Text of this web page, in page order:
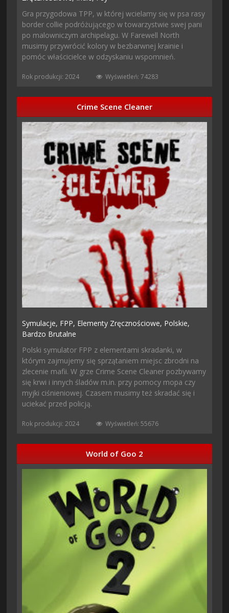
Gra przygodowa TPP, w której wcielamy się w psa rasy
border collie podróżującego w towarzystwie swej pani
po malowniczym archipelagu. W Farewell North
musimy przywrócić kolory w bezbarwnej krainie i
pomóc właścicielce w odzyskaniu wspomnień.
Rok produkcji: 2024 Wyświetleń: 74283
Crime Scene Cleaner
Symulacje, FPP, Elementy Zręcznościowe, Polskie,
Bardzo Brutalne
Polski symulator FPP z elementami skradanki, w
którym zajmujemy się sprzątaniem miejsc zbrodni na
zlecenie mafii. W grze Crime Scene Cleaner pozbywamy
się krwi i innych śladów m.in. przy pomocy mopa czy
myjki ciśnieniowej. Czasem musimy też skradać się i
uciekać przed policją.
Rok produkcji: 2024 Wyświetleń: 55676
World of Goo 2